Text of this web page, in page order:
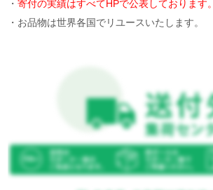
寄付の実績はすべてHPで公表しております。
・お品物は世界各国でリユースいたします。